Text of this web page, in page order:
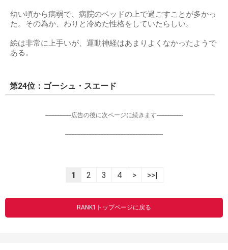
幼い頃から病弱で、病院のベッドの上で過ごすことが多かっ
た。その為か、わりと冷めた性格をしていたらしい。
絵は非常に上手いが、運動神経はあまりよくなかったようで
ある。
第24位：ゴーシュ・スエード
-----------------広告の後に次ページに続きます-----------------
----------------------------------------------------------------
1 2 3 4 > >>|
RANK1トップページに戻る